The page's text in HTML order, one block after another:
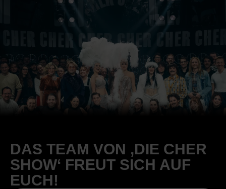
DAS TEAM VON ‚DIE CHER
SHOW‘ FREUT SICH AUF
EUCH!